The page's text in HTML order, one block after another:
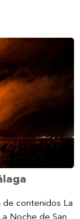
de contenidos La
Noche de San